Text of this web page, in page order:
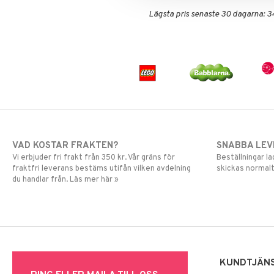
Lägsta pris senaste 30 dagarna:
VAD KOSTAR FRAKTEN?
Vi erbjuder fri frakt från 350 kr. Vår gräns för
fraktfri leverans bestäms utifån vilken avdelning
du handlar från. Läs mer här »
SNABBA
Beställningar
skickas